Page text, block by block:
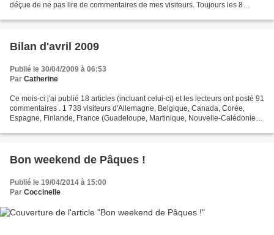
déçue de ne pas lire de commentaires de mes visiteurs. Toujours les 8
Bilan d'avril 2009
Publié le 30/04/2009 à 06:53
Par Catherine
Ce mois-ci j'ai publié 18 articles (incluant celui-ci) et les lecteurs ont posté 91
commentaires . 1 738 visiteurs d'Allemagne, Belgique, Canada, Corée,
Espagne, Finlande, France (Guadeloupe, Martinique, Nouvelle-Calédonie,
Bon weekend de Pâques !
Publié le 19/04/2014 à 15:00
Par Coccinelle